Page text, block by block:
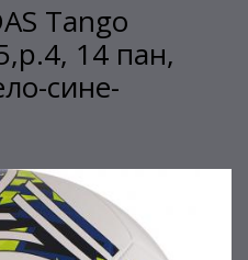
Tango
14 пан,
сине-